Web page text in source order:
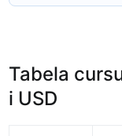
Tabela
i USD